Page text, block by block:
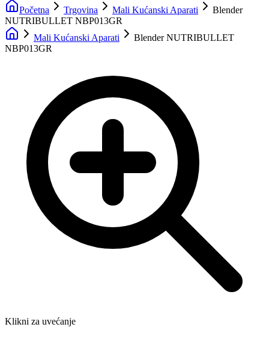
Početna Trgovina Mali Kućanski Aparati
Blender
NUTRIBULLET NBP013GR
Mali Kućanski Aparati
Blender NUTRIBULLET
NBP013GR
Klikni za uvećanje